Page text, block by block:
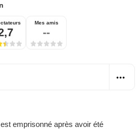
Mes amis
--
emprisonné après avoir été